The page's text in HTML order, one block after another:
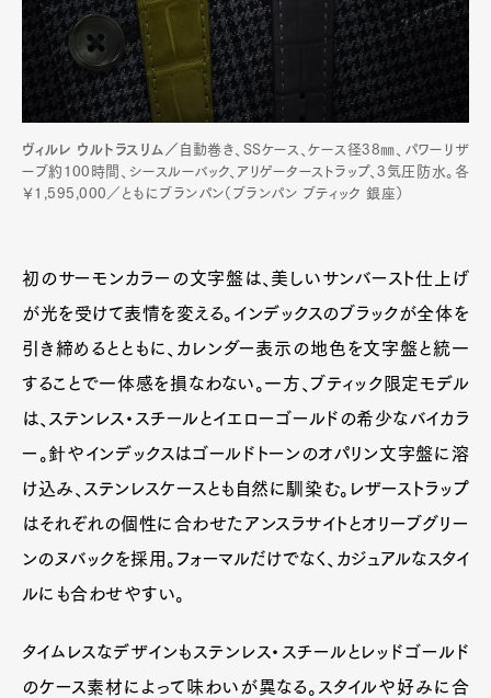
ヴィルレ ウルトラスリム／ 自動巻き、SSケース、ケース径38㎜、パワーリザ
ーブ約100時間、シースルーバック、アリゲーターストラップ、3気圧防水。各
￥1,595,000／ともにブランパン（ブランパン ブティック 銀座）
初のサーモンカラーの文字盤は、美しいサンバースト仕上げ
が光を受けて表情を変える。インデックスのブラックが全体を
引き締めるとともに、カレンダー表示の地色を文字盤と統一
することで一体感を損なわない。一方、ブティック限定モデル
は、ステンレス・スチールとイエローゴールドの希少なバイカラ
ー。針やインデックスはゴールドトーンのオパリン文字盤に溶
け込み、ステンレスケースとも自然に馴染む。レザーストラップ
はそれぞれの個性に合わせたアンスラサイトとオリーブグリー
ンのヌバックを採用。フォーマルだけでなく、カジュアルなスタイ
ルにも合わせやすい。
タイムレスなデザインもステンレス・スチールとレッドゴールド
のケース素材によって味わいが異なる。スタイルや好みに合